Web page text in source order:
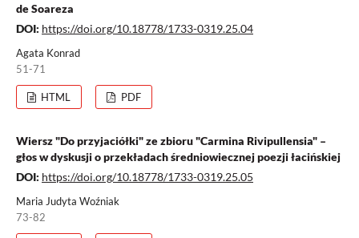
de Soareza
DOI: https://doi.org/10.18778/1733-0319.25.04
Agata Konrad
51-71
HTML PDF
Wiersz "Do przyjaciółki" ze zbioru "Carmina Rivipullensia" –
głos w dyskusji o przekładach średniowiecznej poezji łacińskiej
DOI: https://doi.org/10.18778/1733-0319.25.05
Maria Judyta Woźniak
73-82